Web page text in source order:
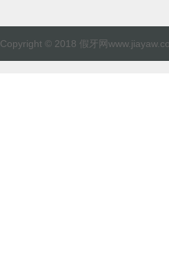
Copyright © 2018 假牙网